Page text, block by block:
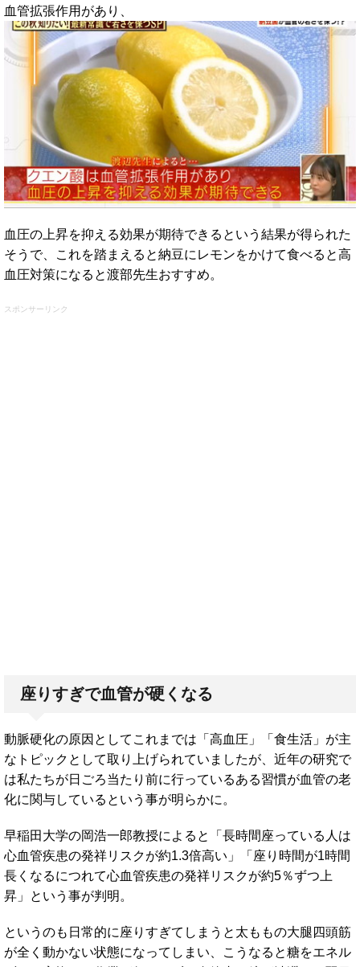
血管拡張作用があり、
血圧の上昇を抑える効果が期待できるという結果が得られた
そうで、これを踏まえると納豆にレモンをかけて食べると高
血圧対策になると渡部先生おすすめ。
スポンサーリンク
座りすぎで血管が硬くなる
動脈硬化の原因としてこれまでは「高血圧」「食生活」が主
なトピックとして取り上げられていましたが、近年の研究で
は私たちが日ごろ当たり前に行っているある習慣が血管の老
化に関与しているという事が明らかに。
早稲田大学の岡浩一郎教授によると「長時間座っている人は
心血管疾患の発祥リスクが約1.3倍高い」「座り時間が1時間
長くなるにつれて心血管疾患の発祥リスクが約5％ずつ上
昇」という事が判明。
というのも日常的に座りすぎてしまうと太ももの大腿四頭筋
が全く動かない状態になってしまい、こうなると糖をエネル